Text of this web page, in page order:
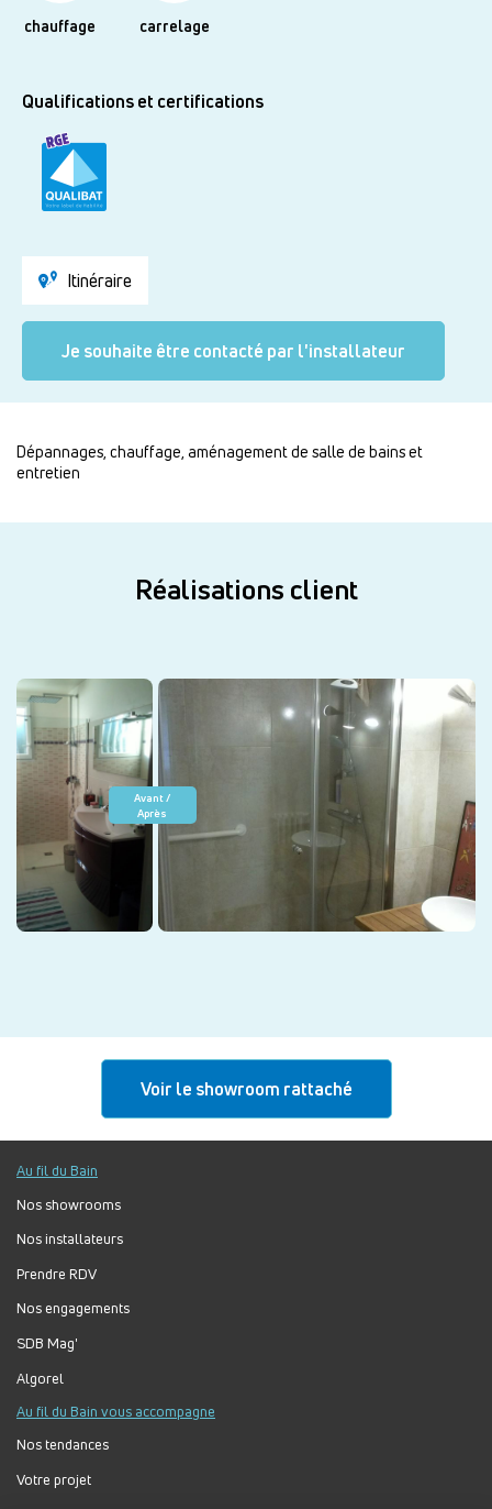
chauffage carrelage
Qualifications et certifications
Itinéraire
Je souhaite être contacté par l'installateur
Dépannages, chauffage, aménagement de salle de bains et
entretien
Réalisations client
Avant /
Après
Voir le showroom rattaché
Au fil du Bain
Nos showrooms
Nos installateurs
Prendre RDV
Nos engagements
SDB Mag'
Algorel
Au fil du Bain vous accompagne
Nos tendances
Votre projet